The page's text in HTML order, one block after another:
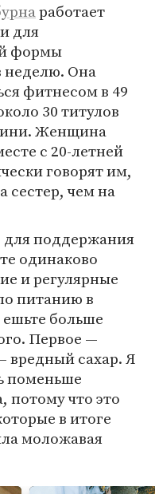
работает
для
формы
неделю. Она
фитнесом в 49
30 титулов
Женщина
с 20-летней
говорят им,
сестер, чем на
для поддержания
одинаково
и регулярные
питанию в
больше
Первое —
вредный сахар. Я
поменьше
потому что это
в итоге
моложавая